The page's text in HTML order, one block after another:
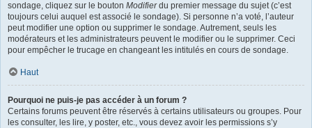
sondage, cliquez sur le bouton Modifierdu premier message du sujet (c’est
toujours celui auquel est associé le sondage). Si personne n’a voté, l’auteur
peut modifier une option ou supprimer le sondage. Autrement, seuls les
modérateurs et les administrateurs peuvent le modifier ou le supprimer. Ceci
pour empêcher le trucage en changeant les intitulés en cours de sondage.
Haut
Pourquoi ne puis-je pas accéder à un forum ?
Certains forums peuvent être réservés à certains utilisateurs ou groupes. Pour
les consulter, les lire, y poster, etc., vous devez avoir les permissions s’y